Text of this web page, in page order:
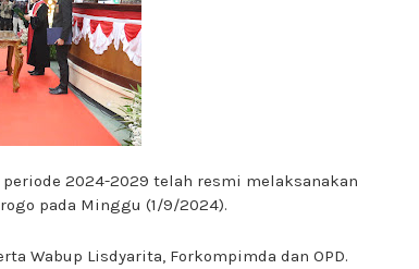
periode 2024-2029 telah resmi melaksanakan
pada Minggu (1/9/2024).
Wabup Lisdyarita, Forkompimda dan OPD.